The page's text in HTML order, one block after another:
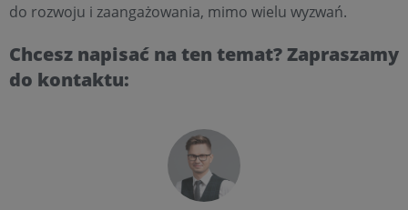
do rozwoju i zaangażowania, mimo wielu wyzwań.
Chcesz napisać na ten temat? Zapraszamy
do kontaktu: